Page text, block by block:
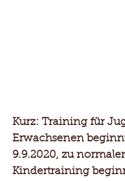
Kurz: Training für
Erwachsenen
9.9.2020, zu
Kindertraining